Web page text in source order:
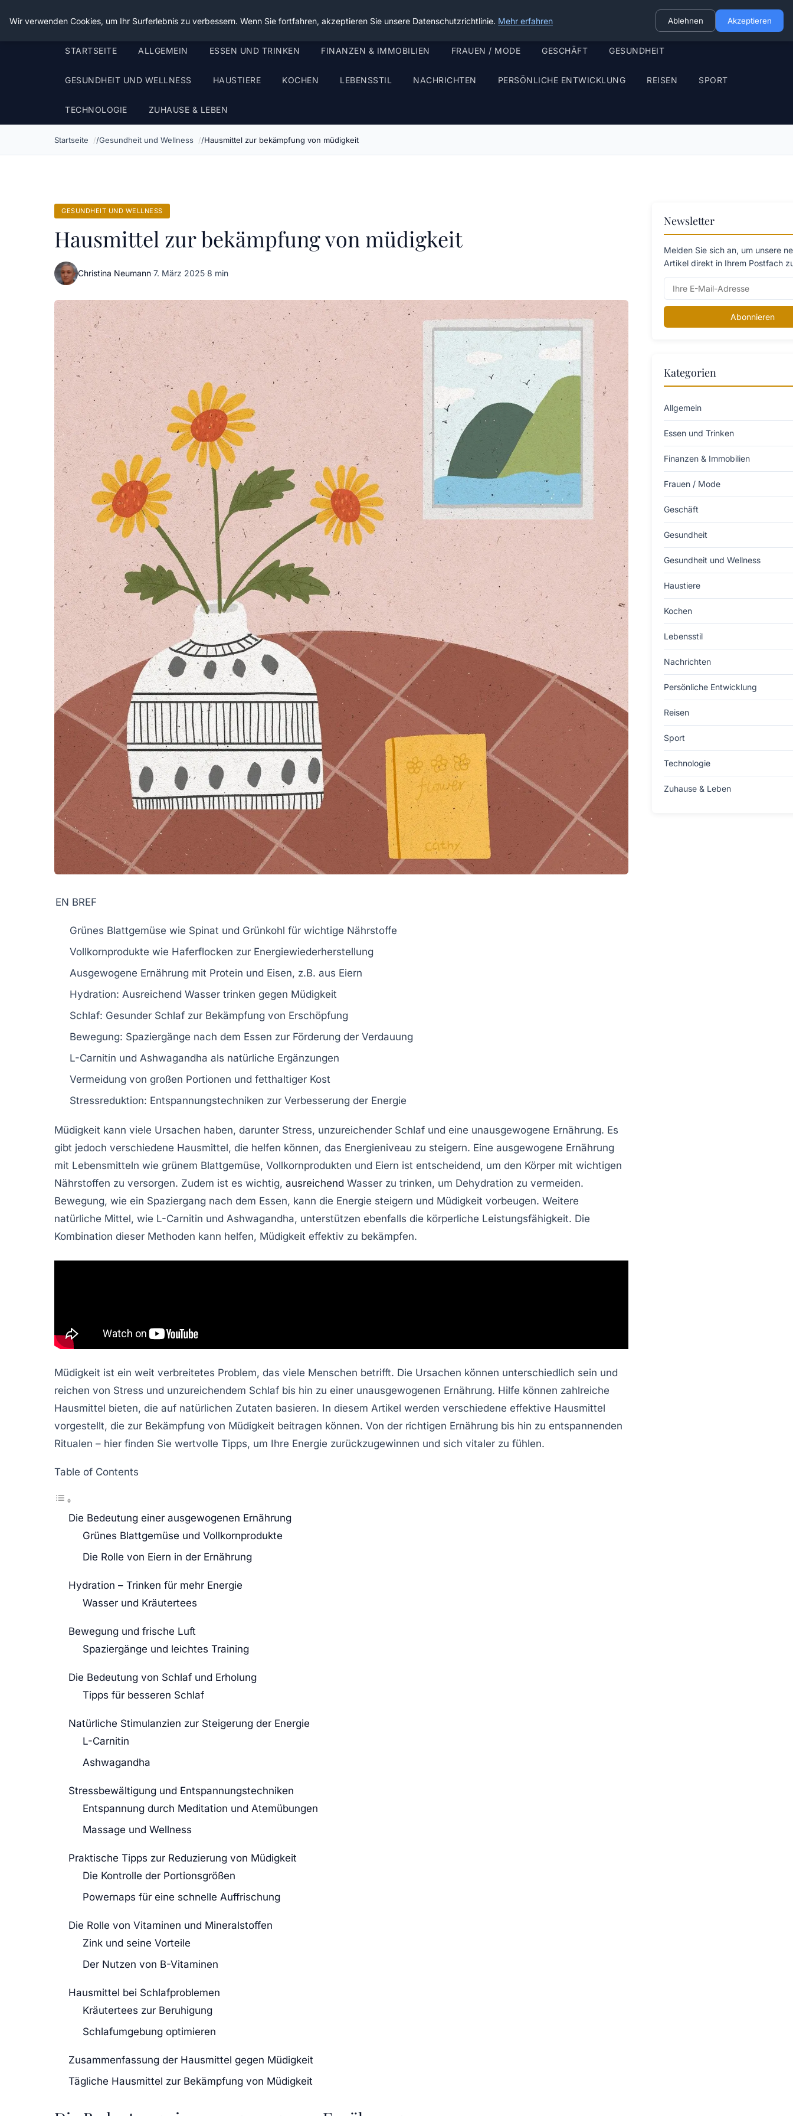
Die Schnitter
STARTSEITE ALLGEMEIN ESSEN UND TRINKEN FINANZEN & IMMOBILIEN FRAUEN / MODE GESCHÄFT GESUNDHEIT
GESUNDHEIT UND WELLNESS HAUSTIERE KOCHEN LEBENSSTIL NACHRICHTEN PERSÖNLICHE ENTWICKLUNG REISEN SPORT
TECHNOLOGIE ZUHAUSE & LEBEN
Startseite Gesundheit und Wellness Hausmittel zur bekämpfung von müdigkeit
GESUNDHEIT UND WELLNESS
Hausmittel zur bekämpfung von müdigkeit
Christina Neumann·7. März 2025·8 min
EN BREF
Grünes Blattgemüse wie Spinat und Grünkohl für wichtige Nährstoffe
Vollkornprodukte wie Haferflocken zur Energiewiederherstellung
Ausgewogene Ernährung mit Protein und Eisen, z.B. aus Eiern
Hydration: Ausreichend Wasser trinken gegen Müdigkeit
Schlaf: Gesunder Schlaf zur Bekämpfung von Erschöpfung
Bewegung: Spaziergänge nach dem Essen zur Förderung der Verdauung
L-Carnitin und Ashwagandha als natürliche Ergänzungen
Vermeidung von großen Portionen und fetthaltiger Kost
Stressreduktion: Entspannungstechniken zur Verbesserung der Energie
Müdigkeit kann viele Ursachen haben, darunter Stress, unzureichender Schlaf und eine unausgewogene Ernährung. Es
gibt jedoch verschiedene Hausmittel, die helfen können, das Energieniveau zu steigern. Eine ausgewogene Ernährung
mit Lebensmitteln wie grünem Blattgemüse, Vollkornprodukten und Eiern ist entscheidend, um den Körper mit wichtigen
Nährstoffen zu versorgen. Zudem ist es wichtig, ausreichend Wasser zu trinken, um Dehydration zu vermeiden.
Bewegung, wie ein Spaziergang nach dem Essen, kann die Energie steigern und Müdigkeit vorbeugen. Weitere
natürliche Mittel, wie L-Carnitin und Ashwagandha, unterstützen ebenfalls die körperliche Leistungsfähigkeit. Die
Kombination dieser Methoden kann helfen, Müdigkeit effektiv zu bekämpfen.
Müdigkeit ist ein weit verbreitetes Problem, das viele Menschen betrifft. Die Ursachen können unterschiedlich sein und
reichen von Stress und unzureichendem Schlaf bis hin zu einer unausgewogenen Ernährung. Hilfe können zahlreiche
Hausmittel bieten, die auf natürlichen Zutaten basieren. In diesem Artikel werden verschiedene effektive Hausmittel
vorgestellt, die zur Bekämpfung von Müdigkeit beitragen können. Von der richtigen Ernährung bis hin zu entspannenden
Ritualen – hier finden Sie wertvolle Tipps, um Ihre Energie zurückzugewinnen und sich vitaler zu fühlen.
Table of Contents
Die Bedeutung einer ausgewogenen Ernährung
Grünes Blattgemüse und Vollkornprodukte
Die Rolle von Eiern in der Ernährung
Hydration – Trinken für mehr Energie
Wasser und Kräutertees
Bewegung und frische Luft
Spaziergänge und leichtes Training
Die Bedeutung von Schlaf und Erholung
Tipps für besseren Schlaf
Natürliche Stimulanzien zur Steigerung der Energie
L-Carnitin
Ashwagandha
Stressbewältigung und Entspannungstechniken
Entspannung durch Meditation und Atemübungen
Massage und Wellness
Praktische Tipps zur Reduzierung von Müdigkeit
Die Kontrolle der Portionsgrößen
Powernaps für eine schnelle Auffrischung
Die Rolle von Vitaminen und Mineralstoffen
Zink und seine Vorteile
Der Nutzen von B-Vitaminen
Hausmittel bei Schlafproblemen
Kräutertees zur Beruhigung
Schlafumgebung optimieren
Zusammenfassung der Hausmittel gegen Müdigkeit
Tägliche Hausmittel zur Bekämpfung von Müdigkeit
Newsletter
Melden Sie sich an, um unsere
Artikel direkt in Ihrem Postfach
Abonnieren
Kategorien
Allgemein
Essen und Trinken
Finanzen & Immobilien
Frauen / Mode
Geschäft
Gesundheit
Gesundheit und Wellness
Haustiere
Kochen
Lebensstil
Nachrichten
Persönliche Entwicklung
Reisen
Sport
Technologie
Zuhause & Leben
Wir verwenden Cookies, um Ihr Surferlebnis zu verbessern. Wenn Sie fortfahren, akzeptieren Sie unsere Datenschutzrichtlinie. Mehr erfahren Ablehnen Akzeptieren